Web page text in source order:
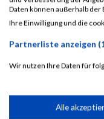
3732
Markus
3796
Pascal
4051
Didier
4108
André
Daten können außerhalb der
Ihre Einwilligung und die
Partnerliste anzeigen
Wir nutzen Ihre Daten für
Speichern von oder
Alle